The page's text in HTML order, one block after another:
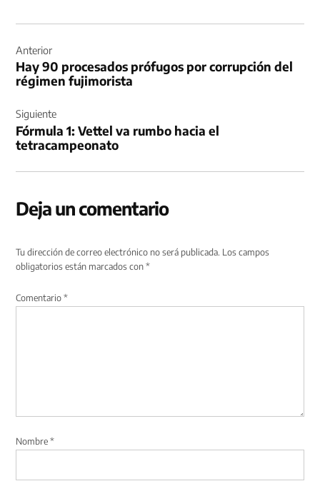
de
entradas
Anterior
Hay 90 procesados prófugos por corrupción del
régimen fujimorista
Siguiente
Fórmula 1: Vettel va rumbo hacia el
tetracampeonato
Deja un comentario
Tu dirección de correo electrónico no será publicada. Los campos
obligatorios están marcados con*
Comentario*
Nombre*